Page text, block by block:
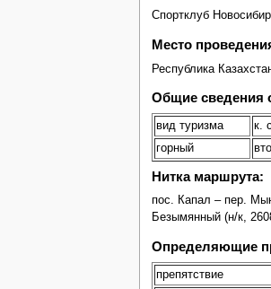
Спортклуб
Место
Республика
Общие сведения
вид туризма к.
горный
Нитка маршрута:
пос. Капал – пер.
Безымянный (н/к,
Определяющие
препятствие